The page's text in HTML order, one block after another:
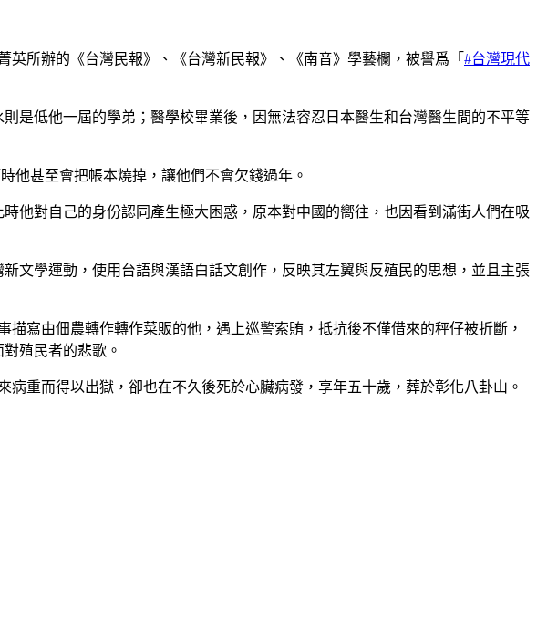
所辦的《台灣民報》、《台灣新民報》、《南音》學藝欄，被譽爲「 #台灣現代
是低他一屆的學弟；醫學校畢業後，因無法容忍日本醫生和台灣醫生間的不平等
他甚至會把帳本燒掉，讓他們不會欠錢過年。
他對自己的身份認同產生極大困惑，原本對中國的嚮往，也因看到滿街人們在吸
文學運動，使用台語與漢語白話文創作，反映其左翼與反殖民的思想，並且主張
寫由佃農轉作轉作菜販的他，遇上巡警索賄，抵抗後不僅借來的秤仔被折斷，
殖民者的悲歌。
病重而得以出獄，卻也在不久後死於心臟病發，享年五十歲，葬於彰化八卦山。